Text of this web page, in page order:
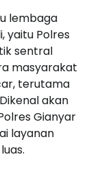
lembaga
yaitu Polres
sentral
masyarakat
terutama
akan
Gianyar
layanan